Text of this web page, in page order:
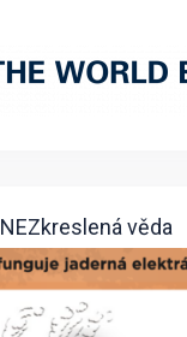
NEZkreslená věda